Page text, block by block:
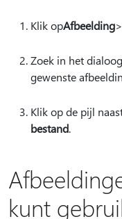
Klik opAfbeelding>
Zoek in het
gewenste
Klik op de pijl
bestand.
kunt